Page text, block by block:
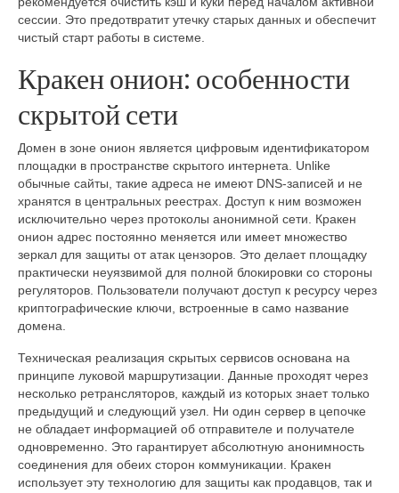
сессии. Это предотвратит утечку старых данных и обеспечит
чистый старт работы в системе.
Кракен онион: особенности
скрытой сети
Домен в зоне онион является цифровым идентификатором
площадки в пространстве скрытого интернета. Unlike
обычные сайты, такие адреса не имеют DNS-записей и не
хранятся в центральных реестрах. Доступ к ним возможен
исключительно через протоколы анонимной сети. Кракен
онион адрес постоянно меняется или имеет множество
зеркал для защиты от атак цензоров. Это делает площадку
практически неуязвимой для полной блокировки со стороны
регуляторов. Пользователи получают доступ к ресурсу через
криптографические ключи, встроенные в само название
домена.
Техническая реализация скрытых сервисов основана на
принципе луковой маршрутизации. Данные проходят через
несколько ретрансляторов, каждый из которых знает только
предыдущий и следующий узел. Ни один сервер в цепочке
не обладает информацией об отправителе и получателе
одновременно. Это гарантирует абсолютную анонимность
соединения для обеих сторон коммуникации. Кракен
использует эту технологию для защиты как продавцов, так и